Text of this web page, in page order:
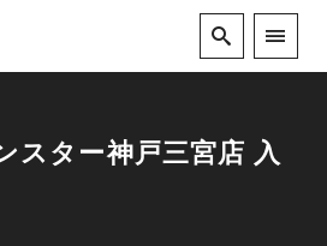
スター神戸三宮店 入